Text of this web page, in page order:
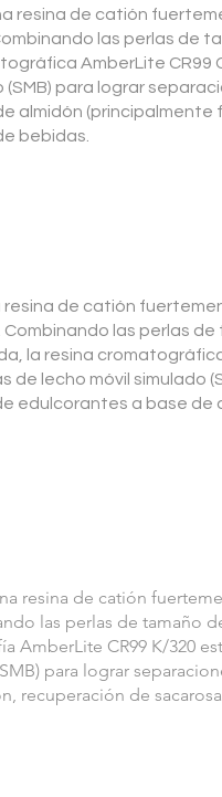
resina de catión
las perlas de
AmberLite
para lograr
almidón (principalmente
bebidas.
resina de catión
las perlas
la resina
lecho móvil simulado
edulcorantes a base de
resina de catión
las perlas de tamaño
AmberLite CR99 K/320
para lograr
recuperación de